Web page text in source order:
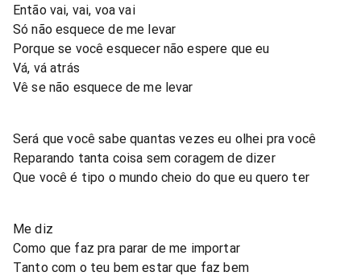
Então vai, vai, voa vai
Só não esquece de me levar
Porque se você esquecer não espere que eu
Vá, vá atrás
Vê se não esquece de me levar
Será que você sabe quantas vezes eu olhei pra você
Reparando tanta coisa sem coragem de dizer
Que você é tipo o mundo cheio do que eu quero ter
Me diz
Como que faz pra parar de me importar
Tanto com o teu bem estar que faz bem